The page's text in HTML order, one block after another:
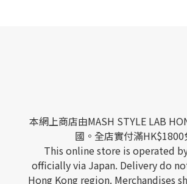
本網上商店由MASH STYLE LAB
國。全店實付滿
This online store is operated
officially via Japan. Delivery do
Hong Kong region. Merchandises